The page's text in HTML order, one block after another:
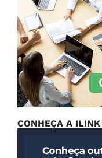
CONHEÇA A ILINK